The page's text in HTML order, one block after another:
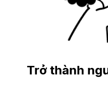
Trở thành